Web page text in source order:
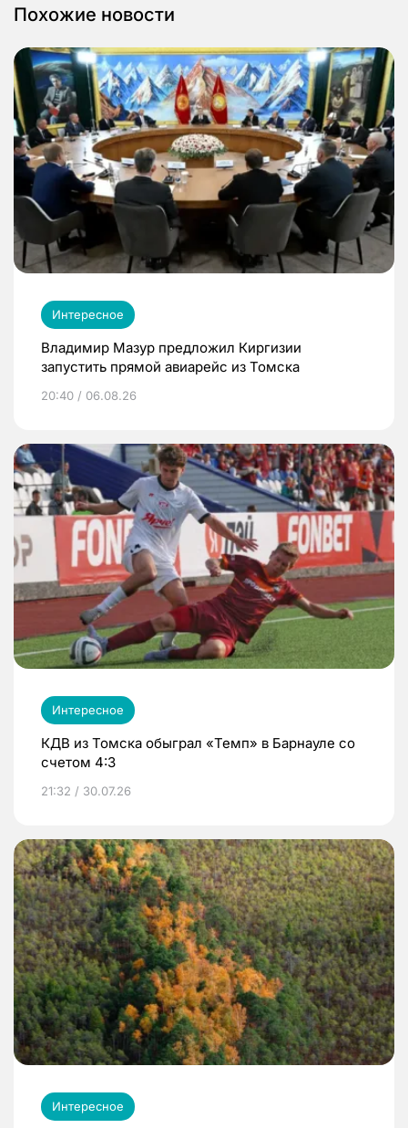
Похожие новости
Интересное
Владимир Мазур предложил Киргизии
запустить прямой авиарейс из Томска
20:40 / 06.08.26
Интересное
КДВ из Томска обыграл «Темп» в Барнауле со
счетом 4:3
21:32 / 30.07.26
Интересное